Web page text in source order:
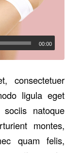
00:00
consectetuer
ligula eget
natoque
montes,
quam felis,